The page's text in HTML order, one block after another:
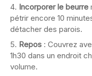
Incorporer le beurre
pétrir encore 10
détacher des parois.
Repos : Couvrez
1h30 dans un endroit
volume.